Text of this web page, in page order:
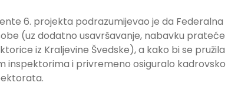
6. projekta podrazumijevao je da Federalna
(uz dodatno usavršavanje, nabavku prateće
iz Kraljevine Švedske), a kako bi se pružila
i privremeno osiguralo kadrovsko